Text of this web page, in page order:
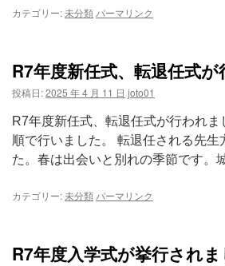
カテゴリー:未分類 パーマリンク
R7年度新任式、転退任式
投稿日:2025 年 4 月 11 日 joto01
R7年度新任式、転退任式が行われ
順で行いました。 転退任される先
た。春は出会いと別れの季節です。
カテゴリー:未分類 パーマリンク
R7年度入学式が挙行されま